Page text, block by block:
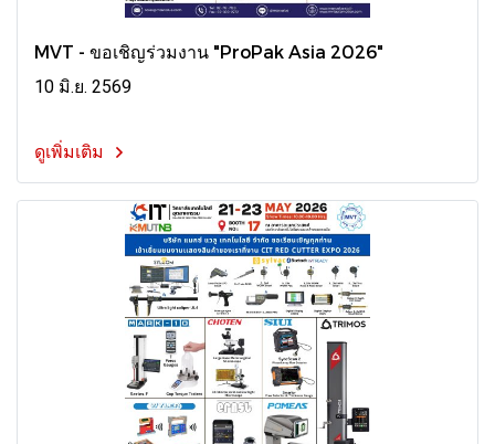
MVT - ขอเชิญร่วมงาน "ProPak Asia 2026"
10 มิ.ย. 2569
ดูเพิ่มเติม